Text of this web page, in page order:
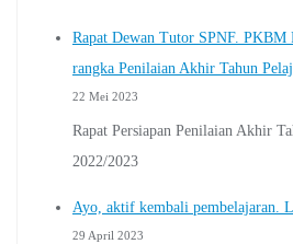
Rapat Dewan Tutor SPNF. PKBM
rangka Penilaian Akhir Tahun
22 Mei 2023
Rapat Persiapan Penilaian Akhir
2022/2023
Ayo, aktif kembali pembelajaran.
29 April 2023